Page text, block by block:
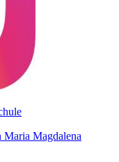
Maria Magdalena